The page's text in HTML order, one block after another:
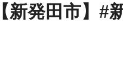
新発田市】#